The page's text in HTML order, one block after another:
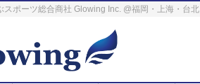
スポーツ総合商社 Glowing Inc. @福岡・上海・台北